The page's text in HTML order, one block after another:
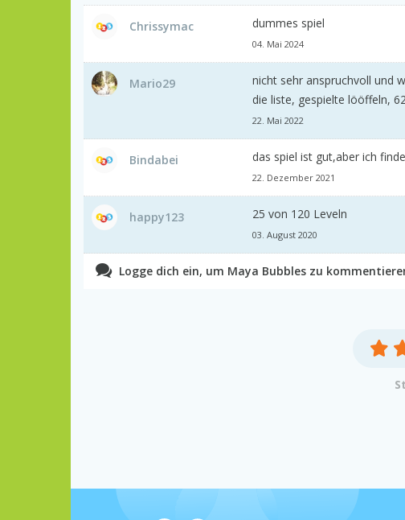
Chrissymac dummes spiel
04. Mai 2024
Mario29
nicht sehr anspruchvoll und
die liste, gespielte lööffeln, 62
22. Mai 2022
Bindabei das spiel ist gut,aber ich
22. Dezember 2021
happy123 25 von 120 Leveln
03. August 2020
Logge dich ein, um Maya Bubbles zu